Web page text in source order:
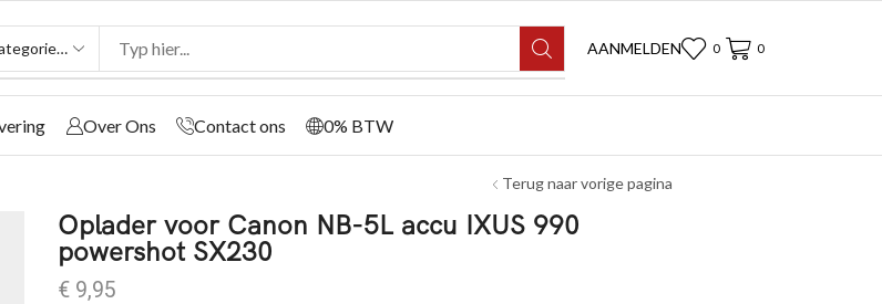
AANMELDEN 0 0
Over Ons Contact ons 0% BTW
Terug naar vorige pagina
Oplader voor Canon NB-5L accu IXUS 990
powershot SX230
€ 9,95